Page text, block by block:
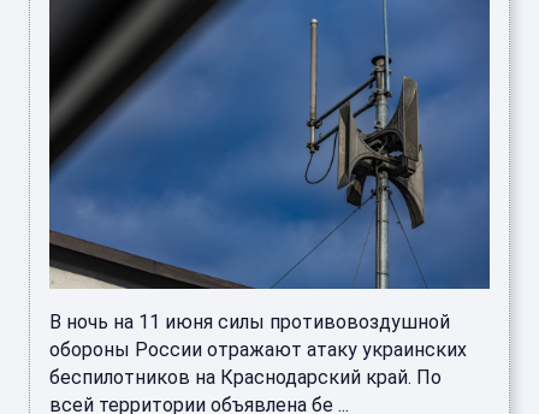
В ночь на 11 июня силы противовоздушной
обороны России отражают атаку украинских
беспилотников на Краснодарский край. По
всей территории объявлена бе ...